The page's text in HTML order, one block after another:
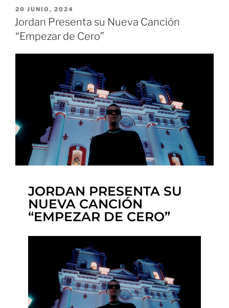
20 JUNIO, 2024
Jordan Presenta su Nueva Canción
“Empezar de Cero”
JORDAN PRESENTA SU
NUEVA CANCIÓN
“EMPEZAR DE CERO”